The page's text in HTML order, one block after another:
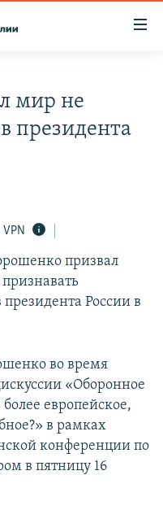
СОПРОТИВЛЕНИЯ
мир не
президента
призвал
России в
во время
«Оборонное
европейское,
в рамках
конференции по
в пятницу 16